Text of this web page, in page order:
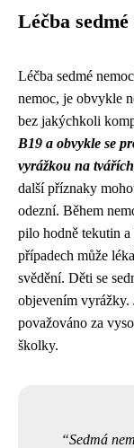
Léčba
Léčba sedmé
nemoc, je obvykle
bez jakýchkoli
B19 a obvykle se
vyrážkou na
další příznaky
odezní. Během
pilo hodně tekutin
případech může
svědění. Děti se
objevením vyrážky.
považováno za
školky.
Sedmá